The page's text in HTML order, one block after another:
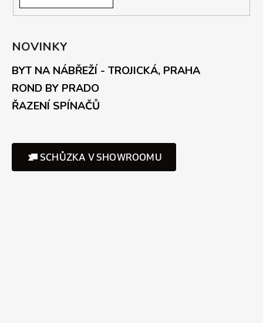
NOVINKY
BYT NA NÁBŘEŽÍ - TROJICKÁ, PRAHA
ROND BY PRADO
ŘAZENÍ SPÍNAČŮ
SCHŮZKA V SHOWROOMU